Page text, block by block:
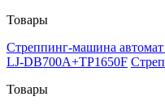
Товары
Стреппинг-машина
LJ-DB700A+TP1650F
Товары